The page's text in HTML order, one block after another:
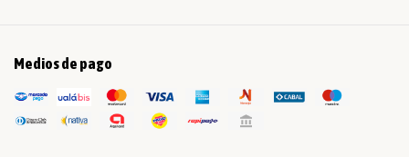
Medios de pago